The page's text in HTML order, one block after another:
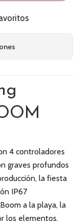
4 controladores
graves profundos
la fiesta
IP67
a la playa, la
los elementos.